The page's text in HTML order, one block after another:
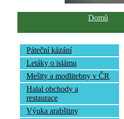
Domů
Páteční kázání
Letáky o islámu
Mešity a modlitebny v ČR
Halal obchody a
restaurace
Výuka arabštiny